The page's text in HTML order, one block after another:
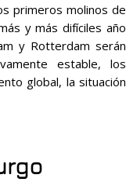
primeros molinos de
y más difíciles año
y Rotterdam serán
estable, los
global, la situación